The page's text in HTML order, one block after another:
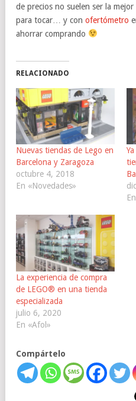
de precios no suelen ser la
para tocar… y con ofertómetro
ahorrar comprando
RELACIONADO
Nuevas tiendas de Lego en
Barcelona y Zaragoza
octubre 4, 2018
En «Novedades»
La experiencia de compra
de LEGO® en una tienda
especializada
julio 6, 2020
En «Afol»
Compártelo